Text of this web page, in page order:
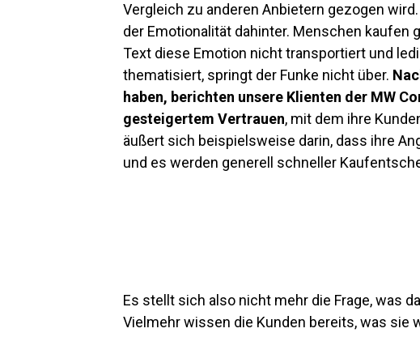
Vergleich zu anderen Anbietern gezogen
der Emotionalität dahinter. Menschen kaufen
Text diese Emotion nicht transportiert und
thematisiert, springt der Funke nicht über.
haben, berichten unsere Klienten der MW
gesteigertem Vertrauen, mit dem ihre
äußert sich beispielsweise darin, dass ihre
und es werden generell schneller
Es stellt sich also nicht mehr die Frage, was
Vielmehr wissen die Kunden bereits, was sie